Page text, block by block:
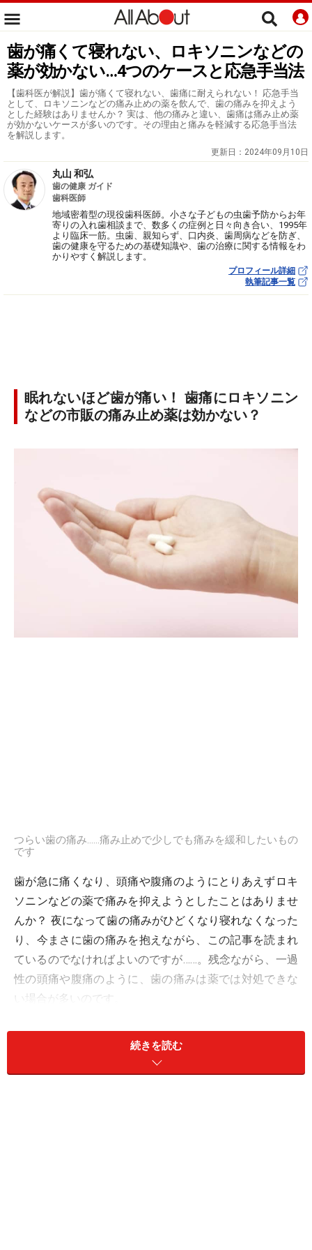
歯が痛くて寝れない、ロキソニンなどの
薬が効かない…4つのケースと応急手当法
【歯科医が解説】歯が痛くて寝れない、歯痛に耐えられない！ 応急手当
として、ロキソニンなどの痛み止めの薬を飲んで、歯の痛みを抑えよう
とした経験はありませんか？ 実は、他の痛みと違い、歯痛は痛み止め薬
が効かないケースが多いのです。その理由と痛みを軽減する応急手当法
を解説します。
更新日： 2024年09月10日
丸山 和弘
歯の健康 ガイド
歯科医師
地域密着型の現役歯科医師。小さな子どもの虫歯予防からお年
寄りの入れ歯相談まで、数多くの症例と日々向き合い、1995年
より臨床一筋。虫歯、親知らず、口内炎、歯周病などを防ぎ、
歯の健康を守るための基礎知識や、歯の治療に関する情報をわ
かりやすく解説します。
プロフィール詳細
執筆記事一覧
眠れないほど歯が痛い！ 歯痛にロキソニン
などの市販の痛み止め薬は効かない？
つらい歯の痛み……痛み止めで少しでも痛みを緩和したいもの
です
歯が急に痛くなり、頭痛や腹痛のようにとりあえずロキ
ソニンなどの薬で痛みを抑えようとしたことはありませ
んか？ 夜になって歯の痛みがひどくなり寝れなくなった
り、今まさに歯の痛みを抱えながら、この記事を読まれ
ているのでなければよいのですが……。残念ながら、一過
性の頭痛や腹痛のように、歯の痛みは薬では対処できな
い場合が多いのです。
歯痛の原因……実は痛みの原因が歯ではないことも
続きを読む